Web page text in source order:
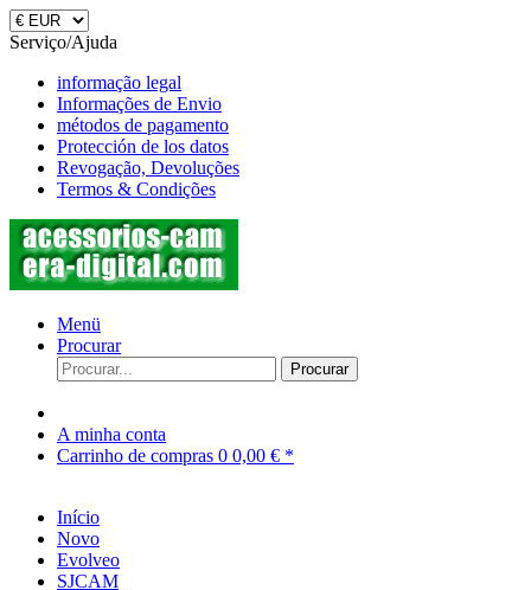
Serviço/Ajuda
informação legal
Informações de Envio
métodos de pagamento
Protección de los datos
Revogação, Devoluções
Termos & Condições
Menü
Procurar
Procurar
A minha conta
Carrinho de compras 0 0,00 € *
Início
Novo
Evolveo
SJCAM